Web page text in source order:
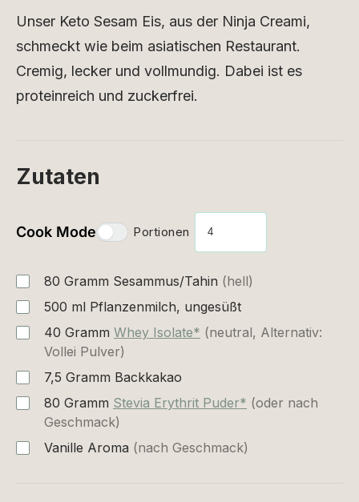
Unser Keto Sesam Eis, aus der Ninja Creami,
schmeckt wie beim asiatischen Restaurant.
Cremig, lecker und vollmundig. Dabei ist es
proteinreich und zuckerfrei.
Zutaten
Cook Mode Portionen
80 Gramm Sesammus/Tahin (hell)
500 ml Pflanzenmilch, ungesüßt
40 Gramm Whey Isolate* (neutral, Alternativ:
Vollei Pulver)
7,5 Gramm Backkakao
80 Gramm Stevia Erythrit Puder* (oder nach
Geschmack)
Vanille Aroma (nach Geschmack)